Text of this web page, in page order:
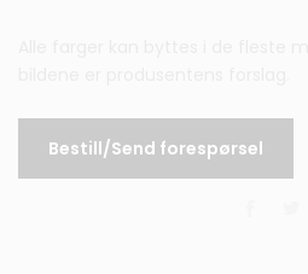
Bestill/Send forespørsel